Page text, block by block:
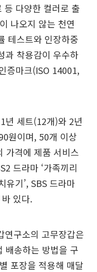
등 다양한 컬러로 출
나오지 않는 천연
테스트와 인장하중
과 착용감이 우수하
증마크(ISO 14001,
년 세트(12개)와 2년
원이며, 50개 이상
가격에 제품 서비스
드라마 ‘가족끼리
유기’, SBS 드라마
있다.
연구소의 고무장갑은
배송하는 방법을 구
포장을 적용해 매달